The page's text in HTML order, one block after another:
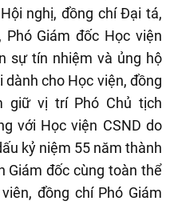
nghị, đồng chí Đại tá,
Phó Giám đốc Học viện
sự tín nhiệm và ủng hộ
cho Học viện, đồng
giữ vị trí Phó Chủ tịch
với Học viện CSND do
kỷ niệm 55 năm thành
Giám đốc cùng toàn thể
đồng chí Phó Giám